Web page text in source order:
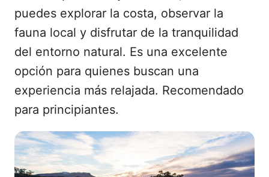
puedes explorar la costa, observar la
fauna local y disfrutar de la tranquilidad
del entorno natural. Es una excelente
opción para quienes buscan una
experiencia más relajada. Recomendado
para principiantes.